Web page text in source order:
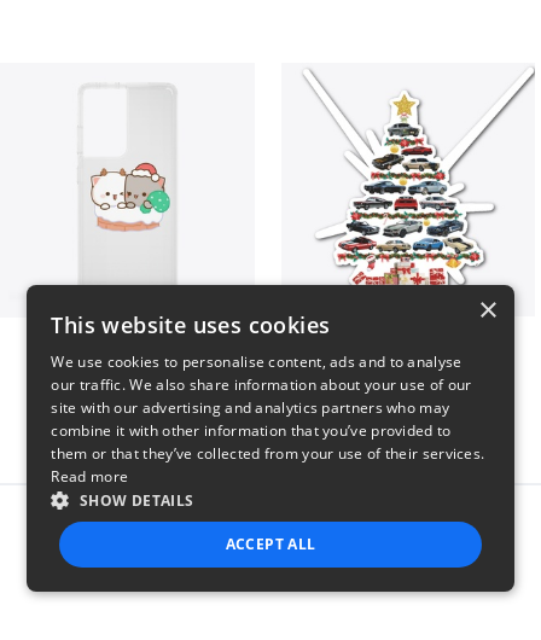
$26 $28
Report this product
×
This website uses cookies
We use cookies to personalise content, ads and to analyse
our traffic. We also share information about your use of our
site with our advertising and analytics partners who may
combine it with other information that you’ve provided to
them or that they’ve collected from your use of their services.
Read more
SHOW DETAILS
ACCEPT ALL
STRICTLY NECESSARY PERFORMANCE